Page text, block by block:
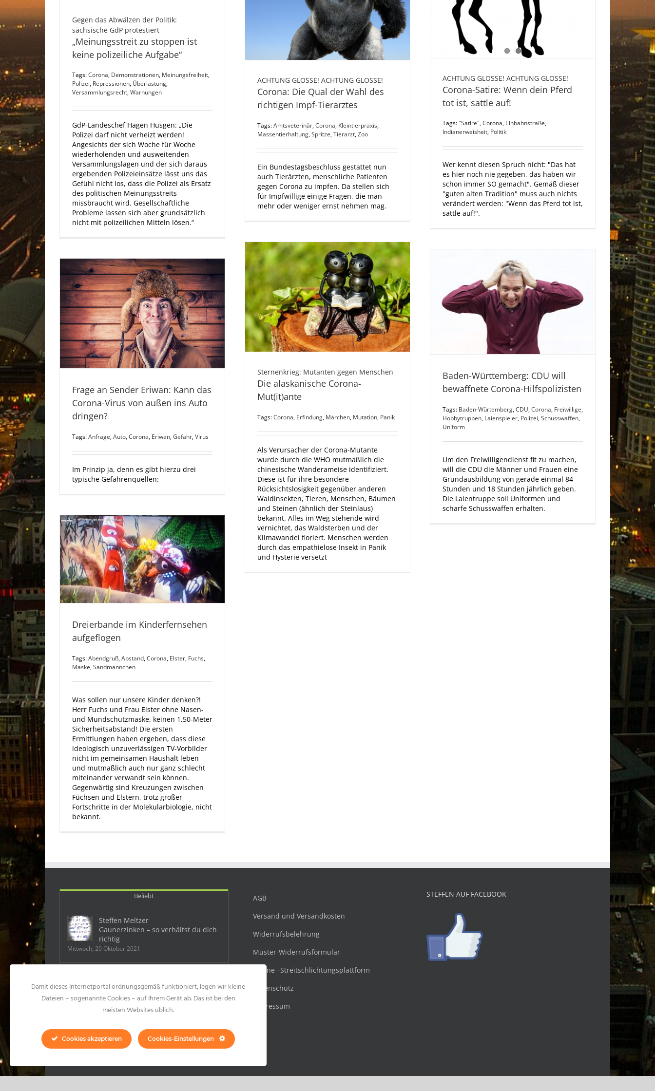
Gegen das Abwälzen der Politik:
sächsische GdP protestiert
„Meinungsstreit zu stoppen ist
keine polizeiliche Aufgabe“
Tags:Corona, Demonstrationen, Meinungsfreiheit,
Polizei, Repressionen, Überlastung,
Versammlungsrecht,Warnungen
GdP-Landeschef Hagen Husgen: „Die
Polizei darf nicht verheizt werden!
Angesichts der sich Woche für Woche
wiederholenden und ausweitenden
Versammlungslagen und der sich daraus
ergebenden Polizeieinsätze lässt uns das
Gefühl nicht los, dass die Polizei als Ersatz
des politischen Meinungsstreits
missbraucht wird. Gesellschaftliche
Probleme lassen sich aber grundsätzlich
nicht mit polizeilichen Mitteln lösen.“
ACHTUNG GLOSSE! ACHTUNG GLOSSE!
Corona: Die Qual der Wahl des
richtigen Impf-Tierarztes
Tags:Amtsveterinär,Corona, Kleintierpraxis,
Massentierhaltung,Spritze,Tierarzt,Zoo
Ein Bundestagsbeschluss gestattet nun
auch Tierärzten, menschliche Patienten
gegen Corona zu impfen. Da stellen sich
für Impfwillige einige Fragen, die man
mehr oder weniger ernst nehmen mag.
ACHTUNG GLOSSE! ACHTUNG GLOSSE!
Corona-Satire: Wenn dein Pferd
tot ist, sattle auf!
Tags:"Satire",Corona, Einbahnstraße,
Indianerweisheit, Politik
Wer kennt diesen Spruch nicht: "Das hat
es hier noch nie gegeben, das haben wir
schon immer SO gemacht". Gemäß dieser
"guten alten Tradition" muss auch nichts
verändert werden: "Wenn das Pferd tot ist,
sattle auf!".
Sternenkrieg: Mutanten gegen Menschen
Die alaskanische Corona-
Mut(it)ante
Tags:Corona, Erfindung, Märchen, Mutation, Panik
Als Verursacher der Corona-Mutante
wurde durch die WHO mutmaßlich die
chinesische Wanderameise identifiziert.
Diese ist für ihre besondere
Rücksichtslosigkeit gegenüber anderen
Waldinsekten, Tieren, Menschen, Bäumen
und Steinen (ähnlich der Steinlaus)
bekannt. Alles im Weg stehende wird
vernichtet, das Waldsterben und der
Klimawandel floriert. Menschen werden
durch das empathielose Insekt in Panik
und Hysterie versetzt
Baden-Württemberg: CDU will
bewaffnete Corona-Hilfspolizisten
Tags: Baden-Würtemberg,CDU,Corona, Freiwillige,
Hobbytruppen, Laienspieler, Polizei,Schusswaffen,
Uniform
Um den Freiwilligendienst fit zu machen,
will die CDU die Männer und Frauen eine
Grundausbildung von gerade einmal 84
Stunden und 18 Stunden jährlich geben.
Die Laientruppe soll Uniformen und
scharfe Schusswaffen erhalten.
Frage an Sender Eriwan: Kann das
Corona-Virus von außen ins Auto
dringen?
Tags:Anfrage,Auto,Corona, Eriwan,Gefahr,Virus
Im Prinzip ja, denn es gibt hierzu drei
typische Gefahrenquellen:
Dreierbande im Kinderfernsehen
aufgeflogen
Tags:Abendgruß,Abstand,Corona, Elster, Fuchs,
Maske,Sandmännchen
Was sollen nur unsere Kinder denken?!
Herr Fuchs und Frau Elster ohne Nasen-
und Mundschutzmaske, keinen 1,50-Meter
Sicherheitsabstand! Die ersten
Ermittlungen haben ergeben, dass diese
ideologisch unzuverlässigen TV-Vorbilder
nicht im gemeinsamen Haushalt leben
und mutmaßlich auch nur ganz schlecht
miteinander verwandt sein können.
Gegenwärtig sind Kreuzungen zwischen
Füchsen und Elstern, trotz großer
Fortschritte in der Molekularbiologie, nicht
bekannt.
Beliebt
Steffen Meltzer
Gaunerzinken – so verhältst du dich
richtig
Mittwoch, 20 Oktober 2021
dem Chef 500 000 Euro
Samstag, 23 Mai 2015
konkrete Mobbinghandlungen
Montag, 20 Juli 2020
AGB
Versand und Versandkosten
Widerrufsbelehrung
Muster-Widerrufsformular
Online –Streitschlichtungsplattform
Datenschutz
Impressum
STEFFEN AUF FACEBOOK
Damit dieses Internetportal ordnungsgemäß funktioniert, legen wir kleine
Dateien – sogenannte Cookies – auf Ihrem Gerät ab. Das ist bei den
meisten Websites üblich.
Cookies akzeptieren Cookies-Einstellungen